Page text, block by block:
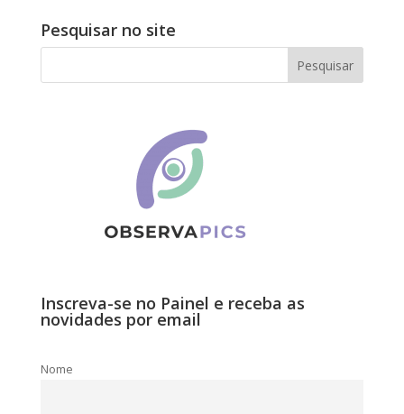
Pesquisar no site
Inscreva-se no Painel e receba as
novidades por email
Nome